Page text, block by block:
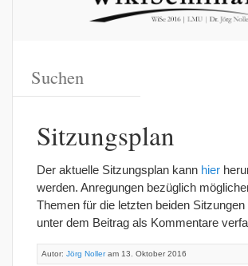
Sitzungsplan
Der aktuelle Sitzungsplan kann hier
werden. Anregungen bezüglich
Themen für die letzten beiden
unter dem Beitrag als Kommentare
Autor: Jörg Nolleram 13. Oktober 2016